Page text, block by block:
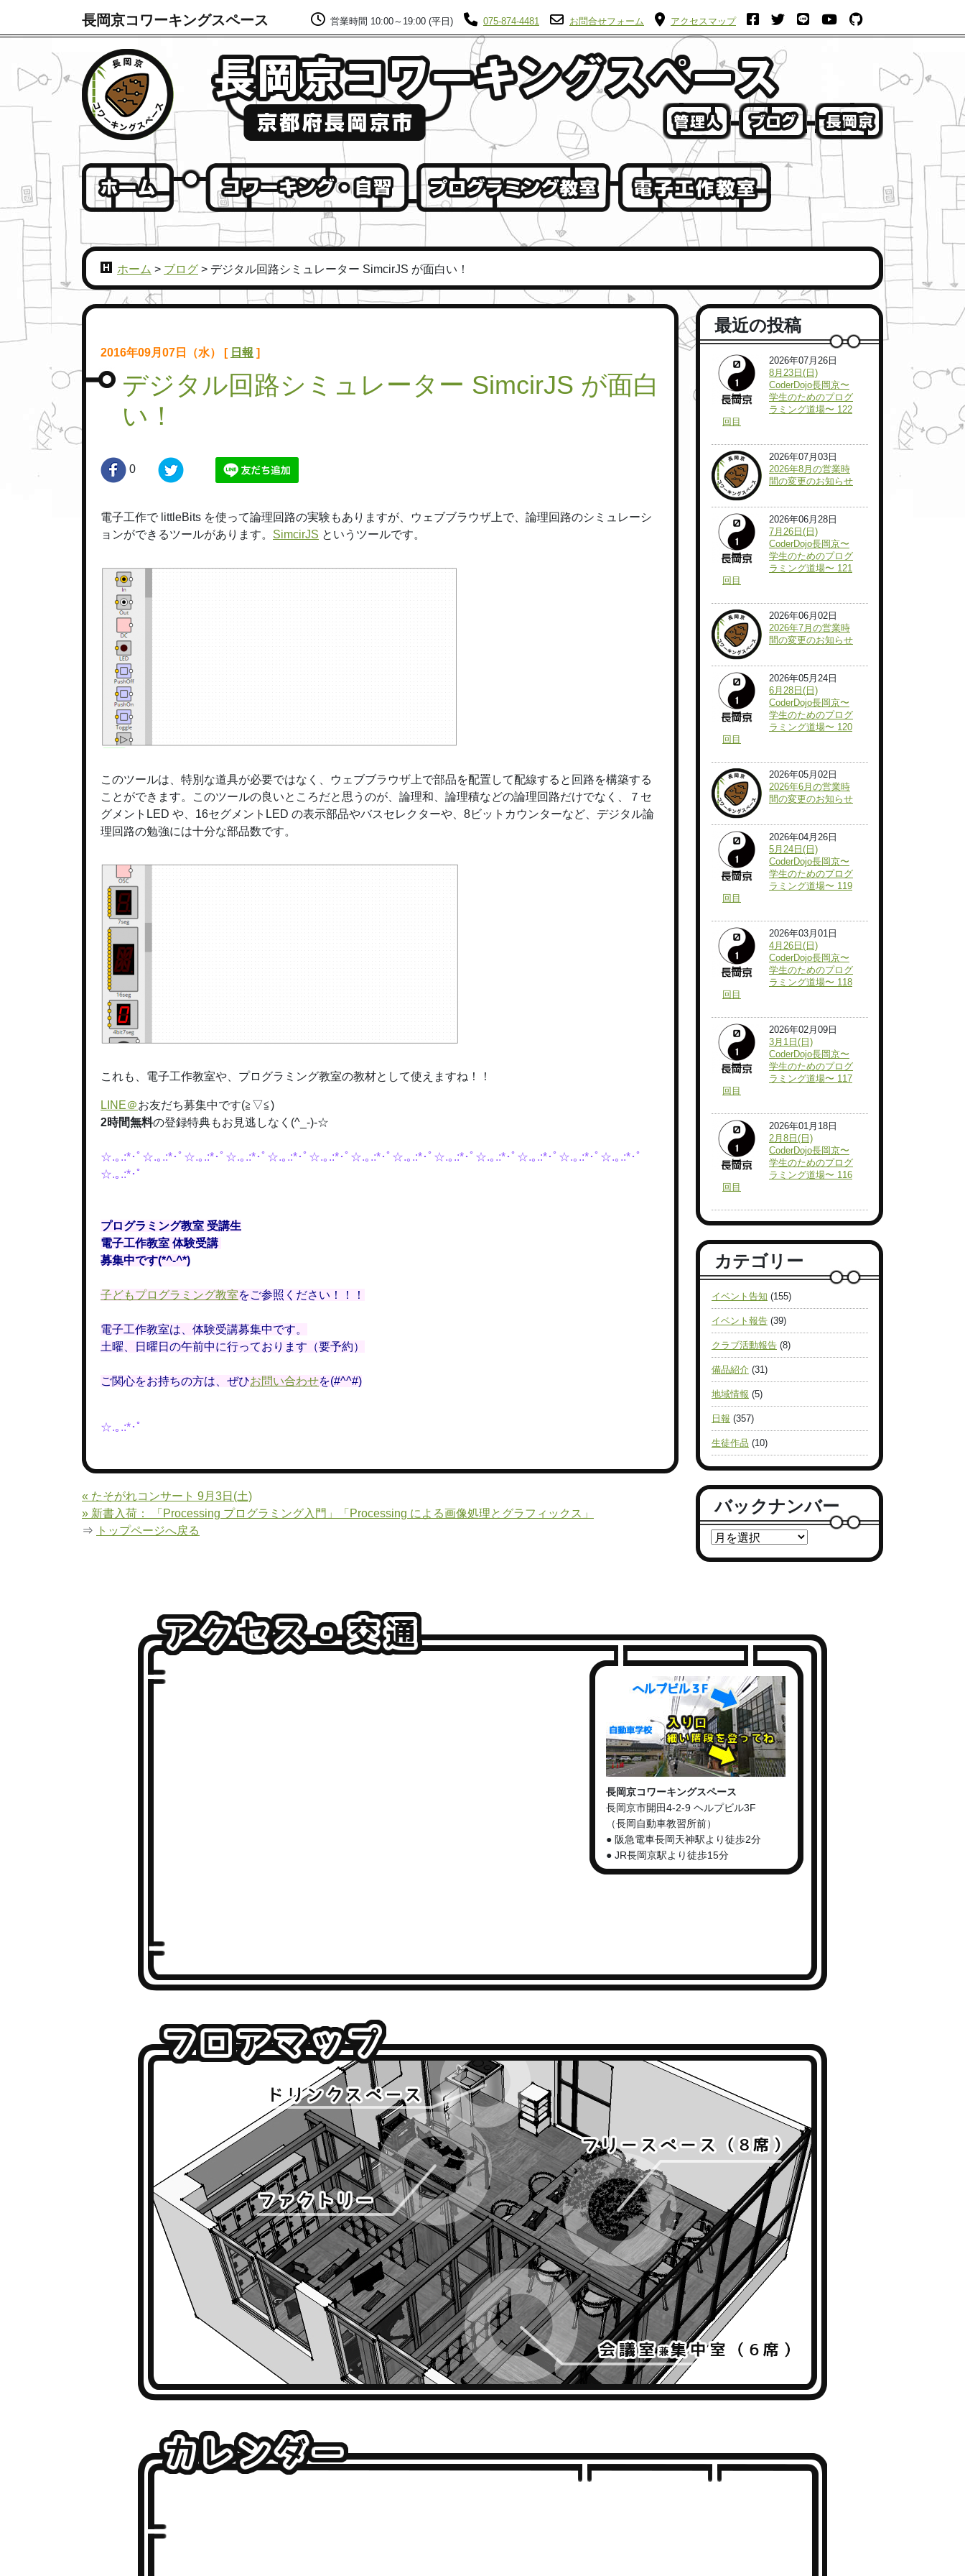
長岡京コワーキングスペース 営業時間 10:00～19:00 (平日) 075-874-4481 お問合せフォーム アクセスマップ
ホーム > ブログ > デジタル回路シミュレーター SimcirJS が面白い！
2016年09月07日（水） [ 日報 ]
デジタル回路シミュレーター SimcirJS が面白
い！
0
電子工作で littleBits を使って論理回路の実験もありますが、ウェブブラウザ上で、論理回路のシミュレーシ
ョンができるツールがあります。 SimcirJS というツールです。
このツールは、特別な道具が必要ではなく、ウェブブラウザ上で部品を配置して配線すると回路を構築する
ことができます。このツールの良いところだと思うのが、論理和、論理積などの論理回路だけでなく、７セ
グメントLED や、16セグメントLED の表示部品やバスセレクターや、8ビットカウンターなど、デジタル論
理回路の勉強には十分な部品数です。
これも、電子工作教室や、プログラミング教室の教材として使えますね！！
LINE＠お友だち募集中です(≧▽≦)
2時間無料の登録特典もお見逃しなく(^_-)-☆
☆.｡.:*･ﾟ☆.｡.:*･ﾟ☆.｡.:*･ﾟ☆.｡.:*･ﾟ☆.｡.:*･ﾟ☆.｡.:*･ﾟ☆.｡.:*･ﾟ☆.｡.:*･ﾟ☆.｡.:*･ﾟ☆.｡.:*･ﾟ☆.｡.:*･ﾟ☆.｡.:*･ﾟ☆.｡.:*･ﾟ
☆.｡.:*･ﾟ
プログラミング教室 受講生
電子工作教室 体験受講
募集中です(*^-^*)
子どもプログラミング教室をご参照ください！！！
電子工作教室は、体験受講募集中です。
土曜、日曜日の午前中に行っております（要予約）
ご関心をお持ちの方は、ぜひお問い合わせを(#^^#)
☆.｡.:*･ﾟ
« たそがれコンサート 9月3日(土)
» 新書入荷： 「Processing プログラミング入門」「Processing による画像処理とグラフィックス」
⇒
トップページへ戻る
最近の投稿
2026年07月26日
8月23日(日)
CoderDojo長岡京〜
学生のためのプログ
ラミング道場〜 122
回目
2026年07月03日
2026年8月の営業時
間の変更のお知らせ
2026年06月28日
7月26日(日)
CoderDojo長岡京〜
学生のためのプログ
ラミング道場〜 121
回目
2026年06月02日
2026年7月の営業時
間の変更のお知らせ
2026年05月24日
6月28日(日)
CoderDojo長岡京〜
学生のためのプログ
ラミング道場〜 120
回目
2026年05月02日
2026年6月の営業時
間の変更のお知らせ
2026年04月26日
5月24日(日)
CoderDojo長岡京〜
学生のためのプログ
ラミング道場〜 119
回目
2026年03月01日
4月26日(日)
CoderDojo長岡京〜
学生のためのプログ
ラミング道場〜 118
回目
2026年02月09日
3月1日(日)
CoderDojo長岡京〜
学生のためのプログ
ラミング道場〜 117
回目
2026年01月18日
2月8日(日)
CoderDojo長岡京〜
学生のためのプログ
ラミング道場〜 116
回目
カテゴリー
イベント告知 (155)
イベント報告 (39)
クラブ活動報告 (8)
備品紹介 (31)
地域情報 (5)
日報 (357)
生徒作品 (10)
バックナンバー
長岡京コワーキングスペース
長岡京市開田4-2-9 ヘルプビル3F
（長岡自動車教習所前）
● 阪急電車長岡天神駅より徒歩2分
● JR長岡京駅より徒歩15分